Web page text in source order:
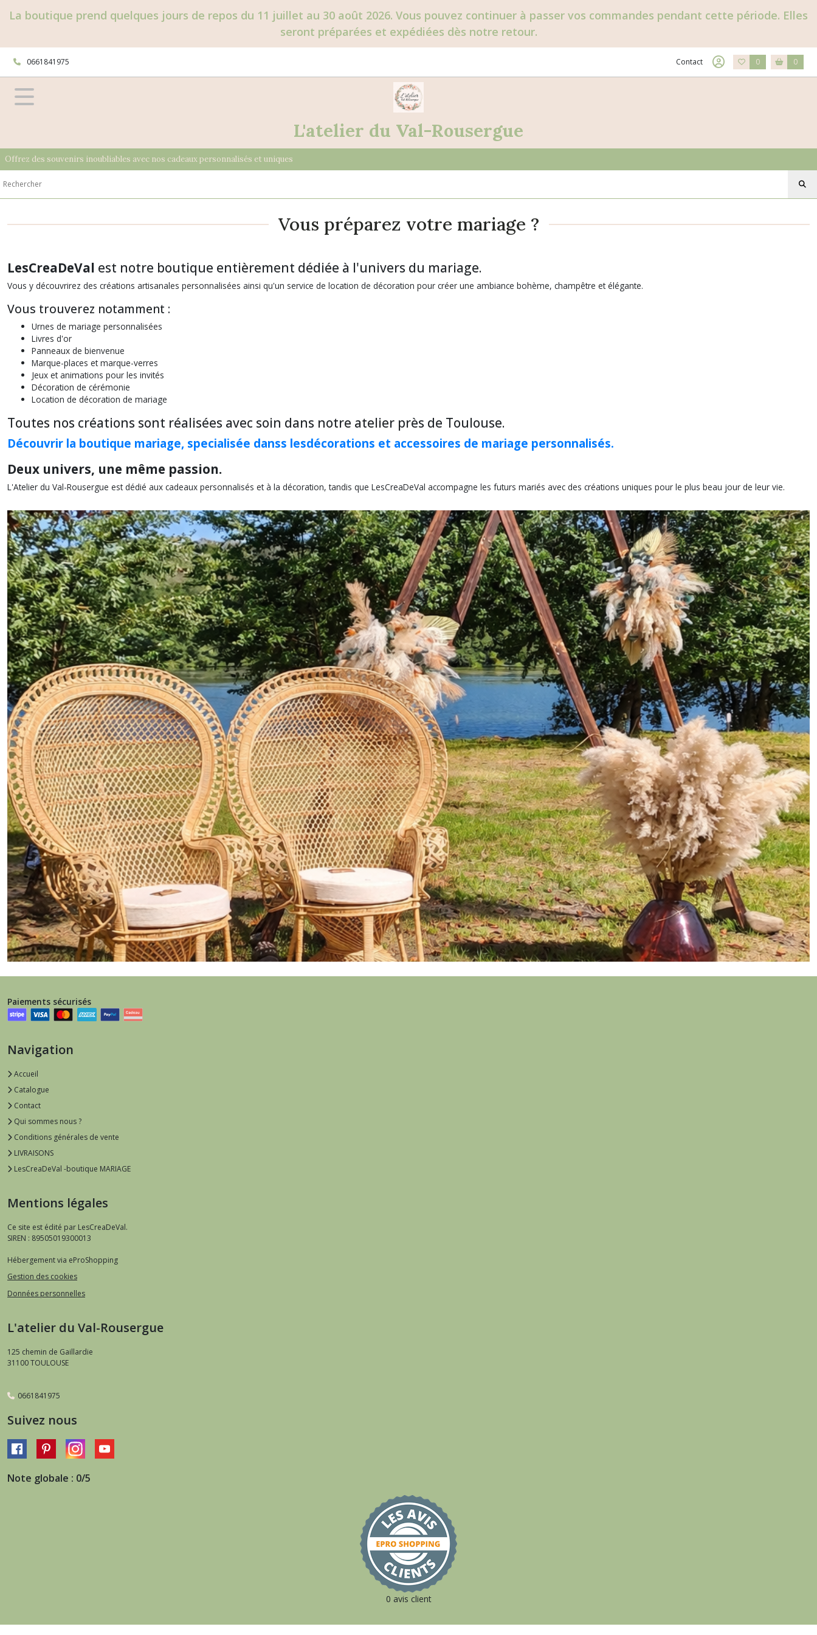
La boutique prend quelques jours de repos du 11 juillet au 30 août 2026. Vous pouvez continuer à passer vos commandes pendant cette période. Elles
seront préparées et expédiées dès notre retour.
0661841975 Contact 0 0
L'atelier du Val-Rousergue
Offrez des souvenirs inoubliables avec nos cadeaux personnalisés et uniques
Vous préparez votre mariage ?
LesCreaDeVal est notre boutique entièrement dédiée à l'univers du mariage.
Vous y découvrirez des créations artisanales personnalisées ainsi qu'un service de location de décoration pour créer une ambiance bohème, champêtre et élégante.
Vous trouverez notamment :
Urnes de mariage personnalisées
Livres d'or
Panneaux de bienvenue
Marque-places et marque-verres
Jeux et animations pour les invités
Décoration de cérémonie
Location de décoration de mariage
Toutes nos créations sont réalisées avec soin dans notre atelier près de Toulouse.
Découvrir la boutique mariage, specialisée danss lesdécorations et accessoires de mariage personnalisés.
Deux univers, une même passion.
L'Atelier du Val-Rousergue est dédié aux cadeaux personnalisés et à la décoration, tandis que LesCreaDeVal accompagne les futurs mariés avec des créations uniques pour le plus beau jour de leur vie.
Créations personnalisées & location de décoration
Paiements sécurisés
Navigation
Accueil
Catalogue
Contact
Qui sommes nous ?
Conditions générales de vente
LIVRAISONS
LesCreaDeVal -boutique MARIAGE
Mentions légales
Ce site est édité par LesCreaDeVal.
SIREN : 89505019300013
Hébergement via eProShopping
Gestion des cookies
Données personnelles
L'atelier du Val-Rousergue
125 chemin de Gaillardie
31100TOULOUSE
0661841975
Suivez nous
Note globale : 0/5
0 avis client